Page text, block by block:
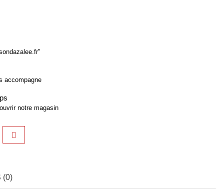
accompagne
notre magasin
(0)